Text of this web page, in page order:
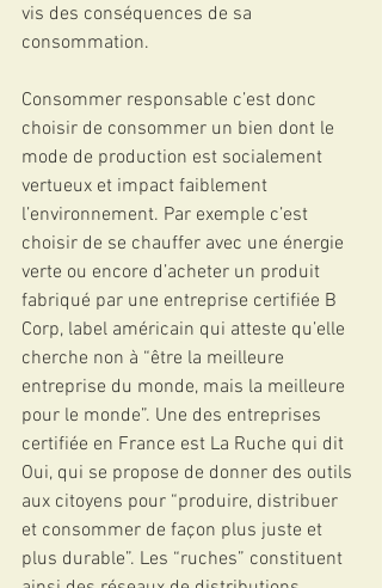
vis des conséquences de sa
consommation.
Consommer responsable c’est donc
choisir de consommer un bien dont le
mode de production est socialement
vertueux et impact faiblement
l’environnement. Par exemple c’est
choisir de se chauffer avec une énergie
verte ou encore d’acheter un produit
fabriqué par une entreprise certifiée B
Corp, label américain qui atteste qu’elle
cherche non à “être la meilleure
entreprise du monde, mais la meilleure
pour le monde”. Une des entreprises
certifiée en France est La Ruche qui dit
Oui, qui se propose de donner des outils
aux citoyens pour “produire, distribuer
et consommer de façon plus juste et
plus durable”. Les “ruches” constituent